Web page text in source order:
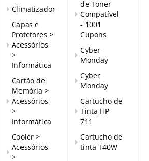
Climatizador
Capas e
Protetores >
Acessórios
>
Informática
Cartão de
Memória >
Acessórios
>
Informática
Cooler >
Acessórios
>
de Toner
Compatível
- 1001
Cupons
Cyber
Monday
Cyber
Monday
Cartucho de
Tinta HP
711
Cartucho de
tinta T40W